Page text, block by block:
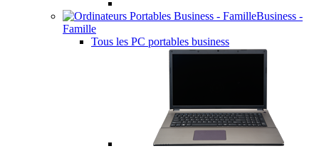
Business -
Famille
Tous les PC portables business